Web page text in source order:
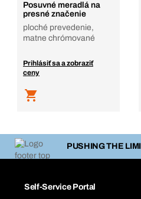
Posuvné meradlá na
presné značenie
ploché prevedenie,
matne chrómované
Prihlásiť sa a zobraziť
ceny
PUSHING THE
Self-Service Portal